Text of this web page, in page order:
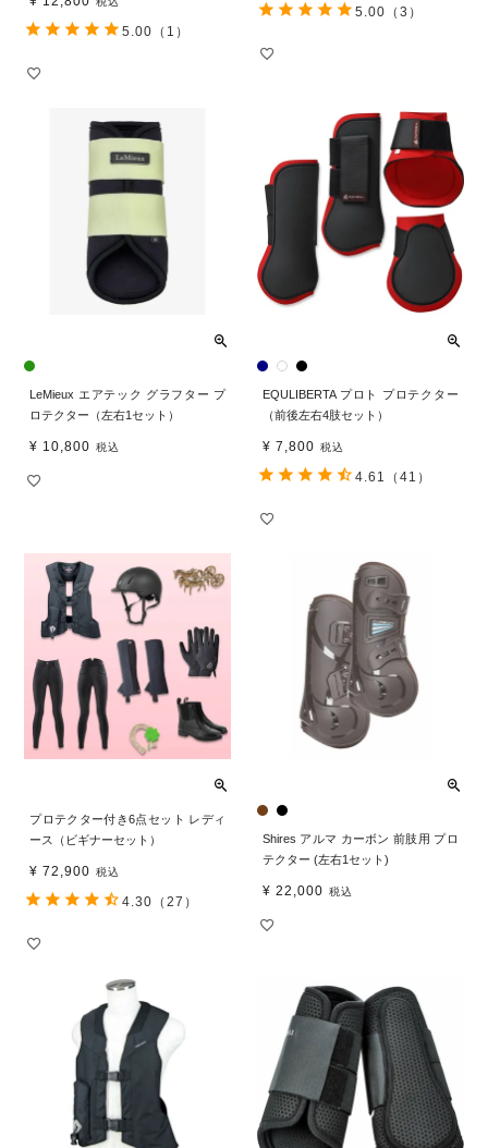
5.00 （1）
5.00 （3）
LeMieux エアテック グラフター プ
ロテクター（左右1セット）
¥ 10,800 税込
EQULIBERTA プロト プロテクター
（前後左右4肢セット）
¥ 7,800 税込
4.61 （41）
プロテクター付き6点セット レディ
ース（ビギナーセット）
¥ 72,900 税込
4.30 （27）
Shires アルマ カーボン 前肢用 プロ
テクター (左右1セット)
¥ 22,000 税込